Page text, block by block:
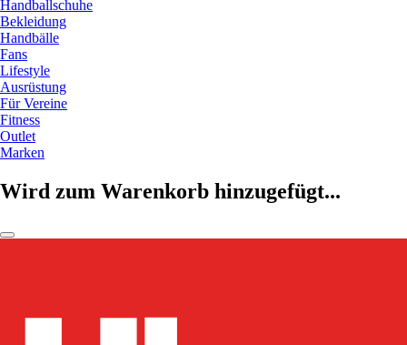
Handballschuhe
Bekleidung
Handbälle
Fans
Lifestyle
Ausrüstung
Für Vereine
Fitness
Outlet
Marken
Wird zum Warenkorb hinzugefügt...